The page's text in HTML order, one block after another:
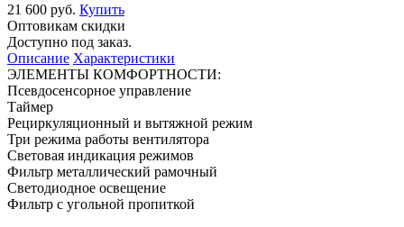
21 600 руб. Купить
Оптовикам скидки
Доступно под заказ.
Описание Характеристики
ЭЛЕМЕНТЫ КОМФОРТНОСТИ:
Псевдосенсорное управление
Таймер
Рециркуляционный и вытяжной режим
Три режима работы вентилятора
Световая индикация режимов
Фильтр металлический рамочный
Светодиодное освещение
Фильтр с угольной пропиткой